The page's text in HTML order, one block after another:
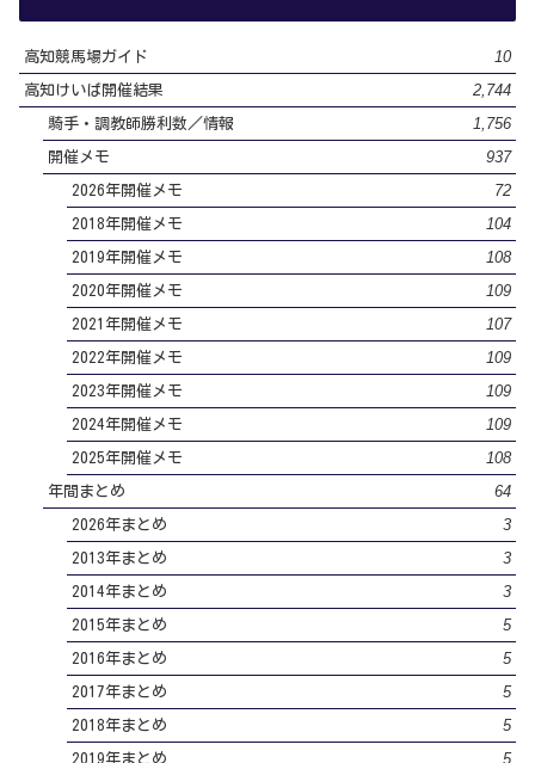
高知競馬場ガイド 10
高知けいば開催結果 2,744
騎手・調教師勝利数／情報 1,756
開催メモ 937
2026年開催メモ 72
2018年開催メモ 104
2019年開催メモ 108
2020年開催メモ 109
2021年開催メモ 107
2022年開催メモ 109
2023年開催メモ 109
2024年開催メモ 109
2025年開催メモ 108
年間まとめ 64
2026年まとめ 3
2013年まとめ 3
2014年まとめ 3
2015年まとめ 5
2016年まとめ 5
2017年まとめ 5
2018年まとめ 5
2019年まとめ 5